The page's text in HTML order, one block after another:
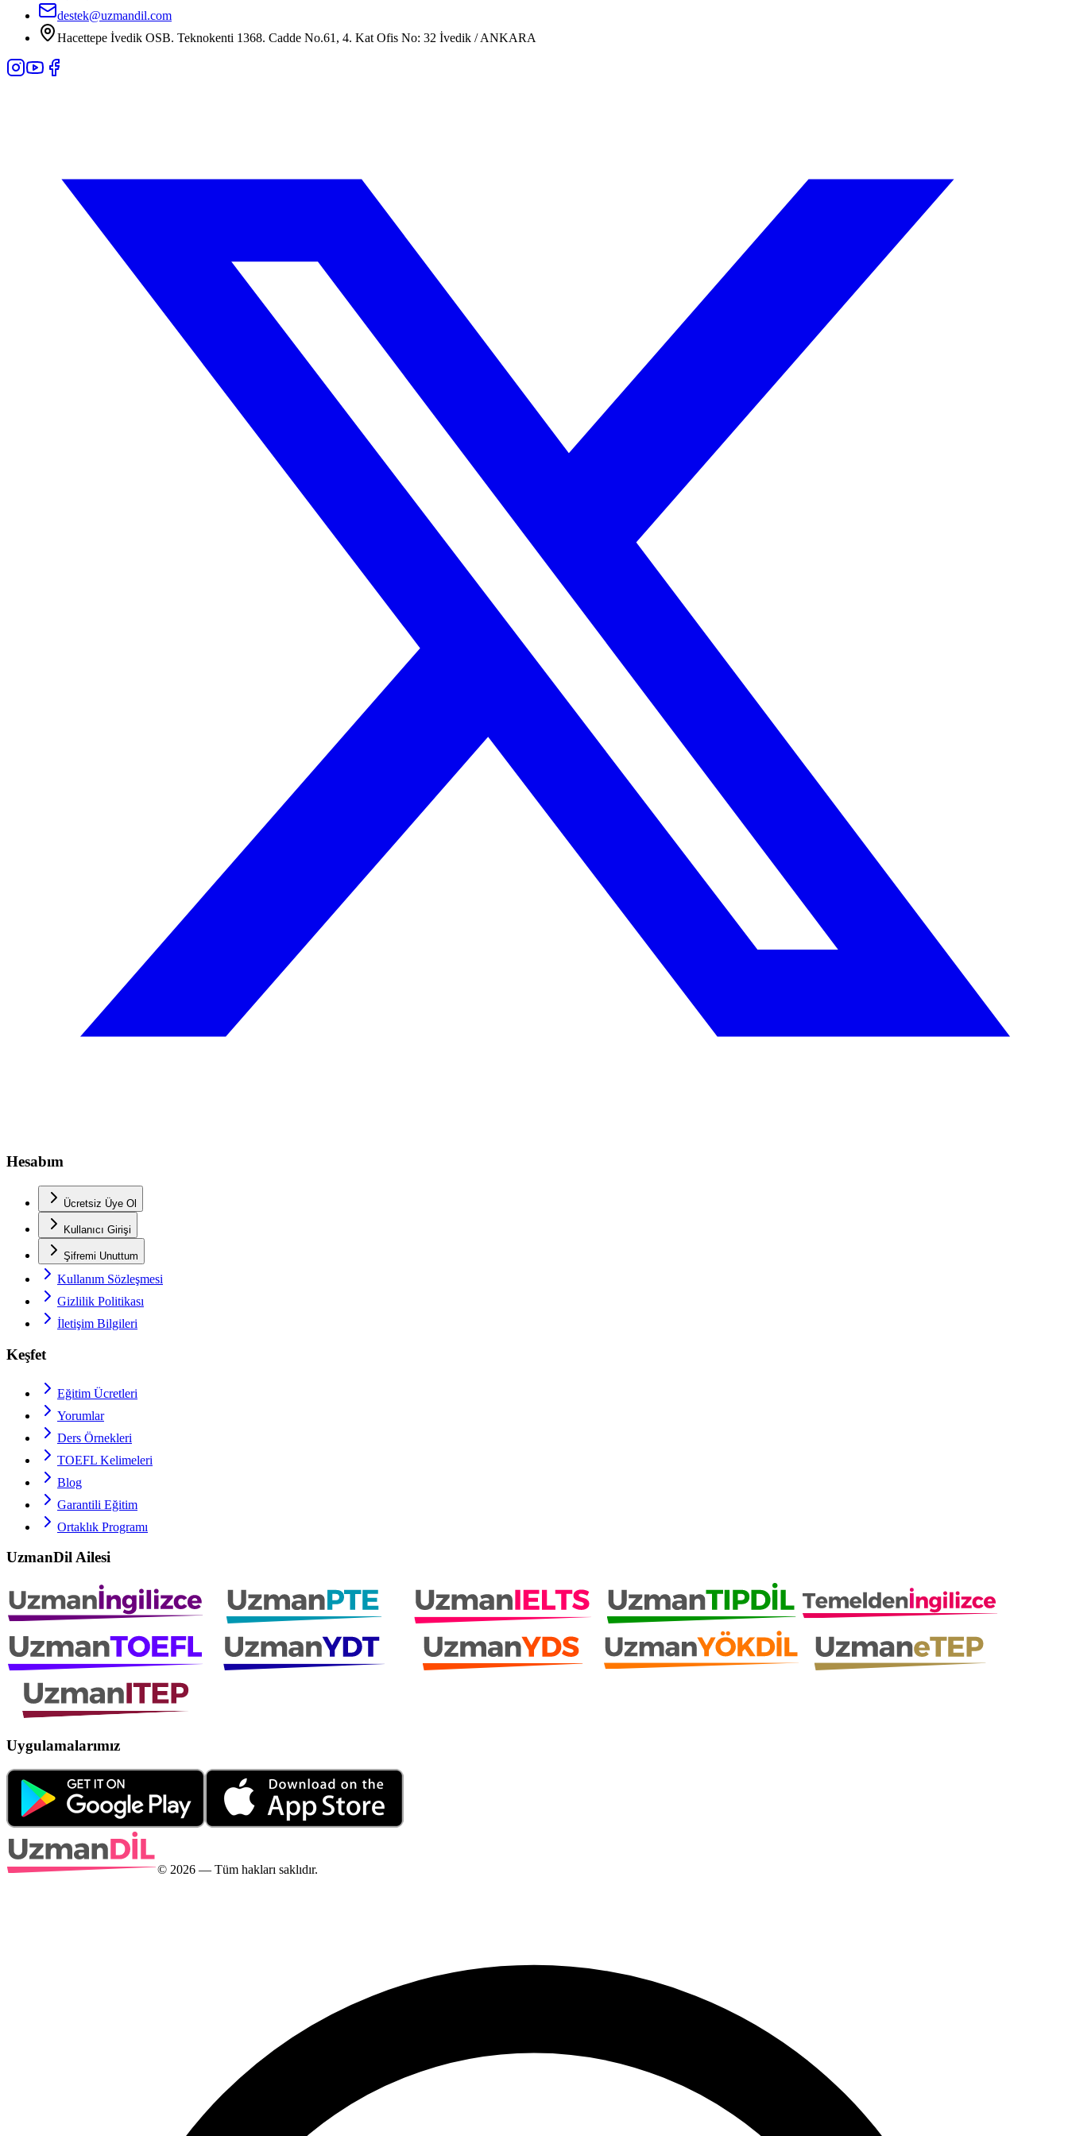
destek@uzmandil.com
Hacettepe İvedik OSB. Teknokenti 1368. Cadde No.61, 4. Kat Ofis No: 32 İvedik / ANKARA
Hesabım
Ücretsiz Üye Ol
Kullanıcı Girişi
Şifremi Unuttum
Kullanım Sözleşmesi
Gizlilik Politikası
İletişim Bilgileri
Keşfet
Eğitim Ücretleri
Yorumlar
Ders Örnekleri
TOEFL Kelimeleri
Blog
Garantili Eğitim
Ortaklık Programı
UzmanDil Ailesi
Uygulamalarımız
© 2026 — Tüm hakları saklıdır.